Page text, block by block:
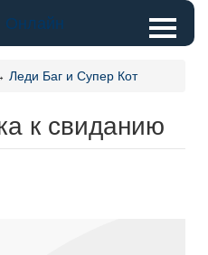
Леди Баг и Супер Кот
к свиданию